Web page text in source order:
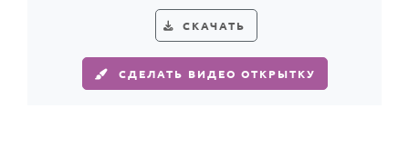
СКАЧАТЬ
СДЕЛАТЬ ВИДЕО ОТКРЫТКУ